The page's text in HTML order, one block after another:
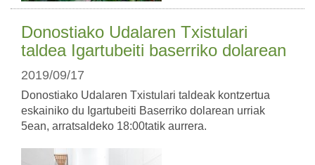
Donostiako Udalaren Txistulari
taldea Igartubeiti baserriko dolarean
2019/09/17
Donostiako Udalaren Txistulari taldeak kontzertua
eskainiko du Igartubeiti Baserriko dolarean urriak
5ean, arratsaldeko 18:00tatik aurrera.